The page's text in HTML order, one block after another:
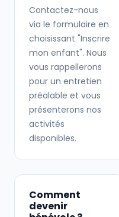
Contactez-nous
via le formulaire en
choisissant "Inscrire
mon enfant". Nous
vous rappellerons
pour un entretien
préalable et vous
présenterons nos
activités
disponibles.
Comment
devenir